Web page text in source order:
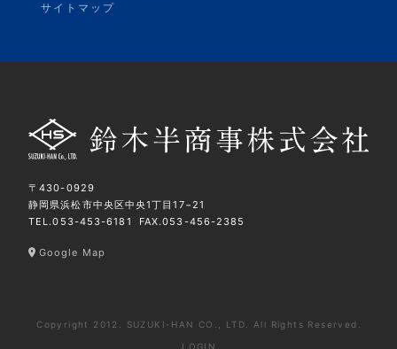
サイトマップ
〒430-0929
静岡県浜松市中央区中央1丁目17−21
TEL.053-453-6181 FAX.053-456-2385
Google Map
Copyright 2012. SUZUKI-HAN CO., LTD. All Rights Reserved.
LOGIN